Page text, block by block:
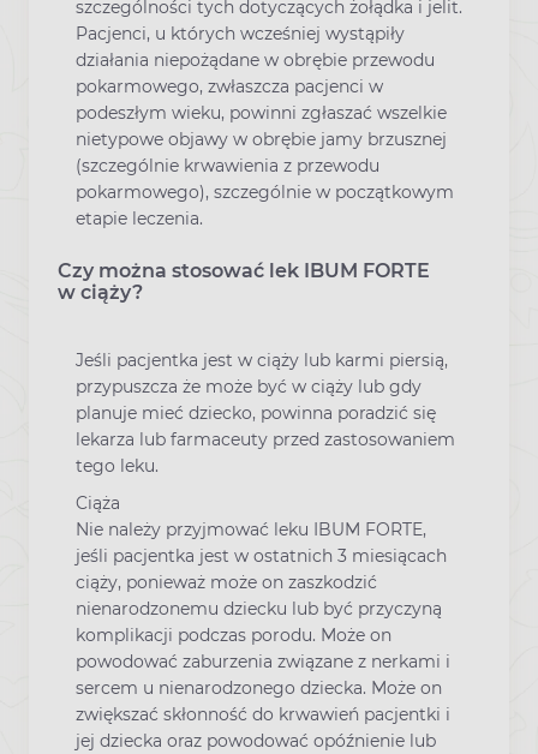
szczególności tych dotyczących żołądka i jelit.
Pacjenci, u których wcześniej wystąpiły
działania niepożądane w obrębie przewodu
pokarmowego, zwłaszcza pacjenci w
podeszłym wieku, powinni zgłaszać wszelkie
nietypowe objawy w obrębie jamy brzusznej
(szczególnie krwawienia z przewodu
pokarmowego), szczególnie w początkowym
etapie leczenia.
Czy można stosować lek IBUM FORTE
w ciąży?
Jeśli pacjentka jest w ciąży lub karmi piersią,
przypuszcza że może być w ciąży lub gdy
planuje mieć dziecko, powinna poradzić się
lekarza lub farmaceuty przed zastosowaniem
tego leku.
Ciąża
Nie należy przyjmować leku IBUM FORTE,
jeśli pacjentka jest w ostatnich 3 miesiącach
ciąży, ponieważ może on zaszkodzić
nienarodzonemu dziecku lub być przyczyną
komplikacji podczas porodu. Może on
powodować zaburzenia związane z nerkami i
sercem u nienarodzonego dziecka. Może on
zwiększać skłonność do krwawień pacjentki i
jej dziecka oraz powodować opóźnienie lub